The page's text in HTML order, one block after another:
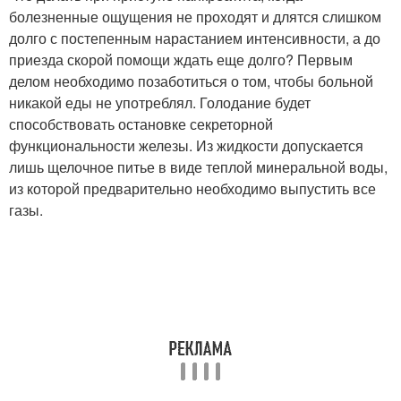
болезненные ощущения не проходят и длятся слишком
долго с постепенным нарастанием интенсивности, а до
приезда скорой помощи ждать еще долго? Первым
делом необходимо позаботиться о том, чтобы больной
никакой еды не употреблял. Голодание будет
способствовать остановке секреторной
функциональности железы. Из жидкости допускается
лишь щелочное питье в виде теплой минеральной воды,
из которой предварительно необходимо выпустить все
газы.